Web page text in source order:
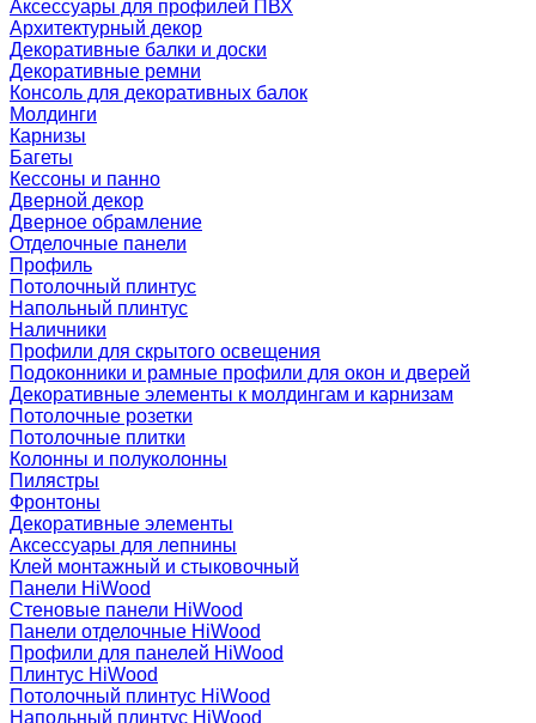
Аксессуары для профилей ПВХ
Архитектурный декор
Декоративные балки и доски
Декоративные ремни
Консоль для декоративных балок
Молдинги
Карнизы
Багеты
Кессоны и панно
Дверной декор
Дверное обрамление
Отделочные панели
Профиль
Потолочный плинтус
Напольный плинтус
Наличники
Профили для скрытого освещения
Подоконники и рамные профили для окон и дверей
Декоративные элементы к молдингам и карнизам
Потолочные розетки
Потолочные плитки
Колонны и полуколонны
Пилястры
Фронтоны
Декоративные элементы
Аксессуары для лепнины
Клей монтажный и стыковочный
Панели HiWood
Стеновые панели HiWood
Панели отделочные HiWood
Профили для панелей HiWood
Плинтус HiWood
Потолочный плинтус HiWood
Напольный плинтус HiWood